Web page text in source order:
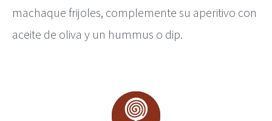
machaque frijoles, complemente su aperitivo con
aceite de oliva y un hummus o dip.